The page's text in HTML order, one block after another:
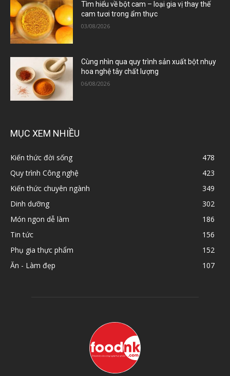
Tìm hiểu về bột cam – loại gia vị thay thế
cam tươi trong ẩm thực
03/08/2026
Cùng nhìn qua quy trình sản xuất bột nhụy
hoa nghệ tây chất lượng
06/08/2026
MỤC XEM NHIỀU
Kiến thức đời sống
478
Quy trình Công nghệ
423
Kiến thức chuyên ngành
349
Dinh dưỡng
302
Món ngon dễ làm
186
Tin tức
156
Phụ gia thực phẩm
152
Ăn - Làm đẹp
107